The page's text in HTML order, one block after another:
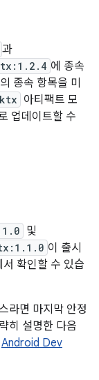
과
에 종속
종속 항목을 미
아티팩트 모
업데이트할 수
및
이 출시
서 확인할 수 있습
라면 마지막 안정
히 설명한 다음
Android Dev